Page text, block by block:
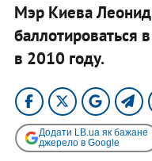
Мэр Киева
баллотироваться
в 2010 году.
Додати LB.ua як бажане
джерело в Google